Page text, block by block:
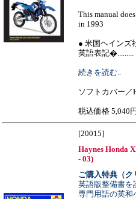
This manual
in 1993
● 米国ヘインズ
英語表記�.........
続きを読む..
ソフトカバー／
税込価格 5,040
[20015]
Haynes Honda
- 03)
ご購入特典（ク
英語版整備書を
専門用語の英和